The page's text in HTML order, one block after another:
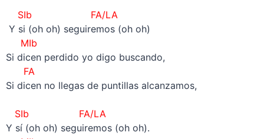
SIb FA/LA
Y si (oh oh) seguiremos (oh oh)
MIb
Si dicen perdido yo digo buscando,
FA
Si dicen no llegas de puntillas alcanzamos,
SIb FA/LA
Y sí (oh oh) seguiremos (oh oh).